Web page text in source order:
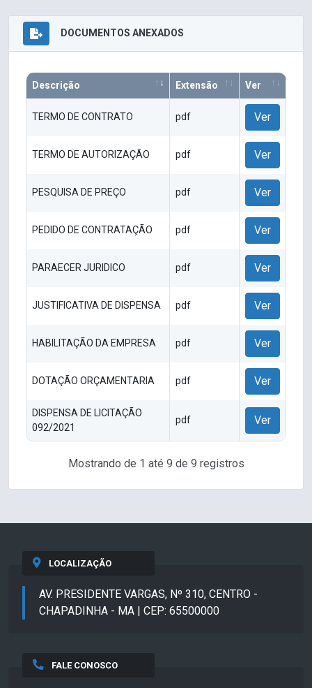
DOCUMENTOS ANEXADOS
Descrição Extensão Ver
TERMO DE CONTRATO pdf Ver
TERMO DE AUTORIZAÇÃO pdf Ver
PESQUISA DE PREÇO pdf Ver
PEDIDO DE CONTRATAÇÃO pdf Ver
PARAECER JURIDICO pdf Ver
JUSTIFICATIVA DE DISPENSA pdf Ver
HABILITAÇÃO DA EMPRESA pdf Ver
DOTAÇÃO ORÇAMENTARIA pdf Ver
DISPENSA DE LICITAÇÃO
092/2021
pdf Ver
Mostrando de 1 até 9 de 9 registros
LOCALIZAÇÃO
AV. PRESIDENTE VARGAS, Nº 310, CENTRO -
CHAPADINHA - MA | CEP: 65500000
FALE CONOSCO